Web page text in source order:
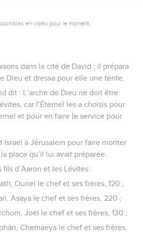
en vidéo pour le moment.
dans la cité de David ; il prépara
Dieu et dressa pour elle une tente.
dit : L’arche de Dieu ne doit être
car l’Éternel les a choisis pour
et pour en faire le service pour
Israël à Jérusalem pour faire monter
place qu’il lui avait préparée.
fils d’Aaron et les Lévites :
Ouriel le chef et ses frères, 120 ;
Asaya le chef et ses frères, 220 ;
Joël le chef et ses frères, 130 ;
Chemaeya le chef et ses frères,